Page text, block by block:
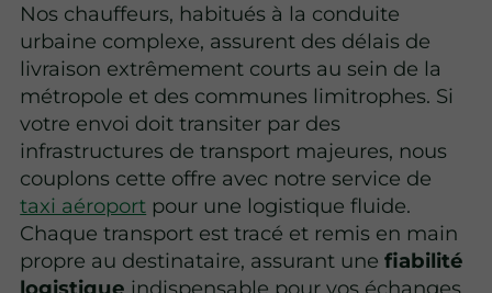
Nos chauffeurs, habitués à la conduite
urbaine complexe, assurent des délais de
livraison extrêmement courts au sein de la
métropole et des communes limitrophes. Si
votre envoi doit transiter par des
infrastructures de transport majeures, nous
couplons cette offre avec notre service de
taxi aéroport pour une logistique fluide.
Chaque transport est tracé et remis en main
propre au destinataire, assurant unefiabilité